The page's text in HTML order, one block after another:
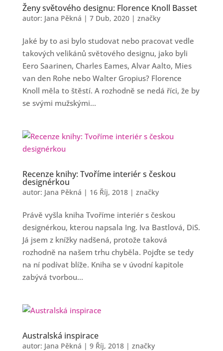
Ženy světového designu: Florence Knoll Basset
autor: Jana Pěkná | 7 Dub, 2020| značky
Jaké by to asi bylo studovat nebo pracovat vedle
takových velikánů světového designu, jako byli
Eero Saarinen, Charles Eames, Alvar Aalto, Mies
van den Rohe nebo Walter Gropius? Florence
Knoll měla to štěstí. A rozhodně se nedá říci, že by
se svými mužskými...
Recenze knihy: Tvoříme interiér s českou
designérkou
autor: Jana Pěkná | 16 Říj, 2018| značky
Právě vyšla kniha Tvoříme interiér s českou
designérkou, kterou napsala Ing. Iva Bastlová, DiS.
Já jsem z knížky nadšená, protože taková
rozhodně na našem trhu chyběla. Pojďte se tedy
na ní podívat blíže. Kniha se v úvodní kapitole
zabývá tvorbou...
Australská inspirace
autor: Jana Pěkná | 9 Říj, 2018| značky